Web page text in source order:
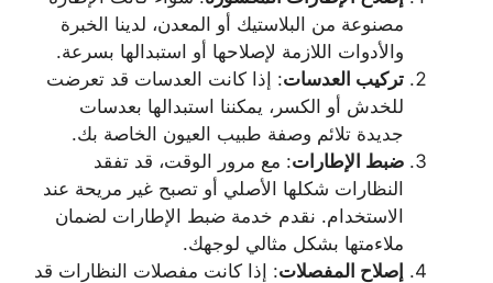
مصنوعة من البلاستيك أو المعدن، لدينا الخبرة
والأدوات اللازمة لإصلاحها أو استبدالها بسرعة.
تركيب العدسات: إذا كانت العدسات قد تعرضت
للخدش أو الكسر، يمكننا استبدالها بعدسات
جديدة تلائم وصفة طبيب العيون الخاصة بك.
ضبط الإطارات: مع مرور الوقت، قد تفقد
النظارات شكلها الأصلي أو تصبح غير مريحة عند
الاستخدام. نقدم خدمة ضبط الإطارات لضمان
ملاءمتها بشكل مثالي لوجهك.
إصلاح المفصلات: إذا كانت مفصلات النظارات قد